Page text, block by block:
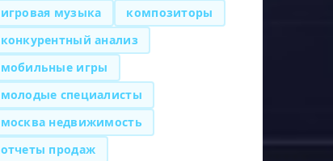
игровая музыка
композиторы
конкурентный анализ
мобильные игры
молодые специалисты
москва недвижимость
отчеты продаж